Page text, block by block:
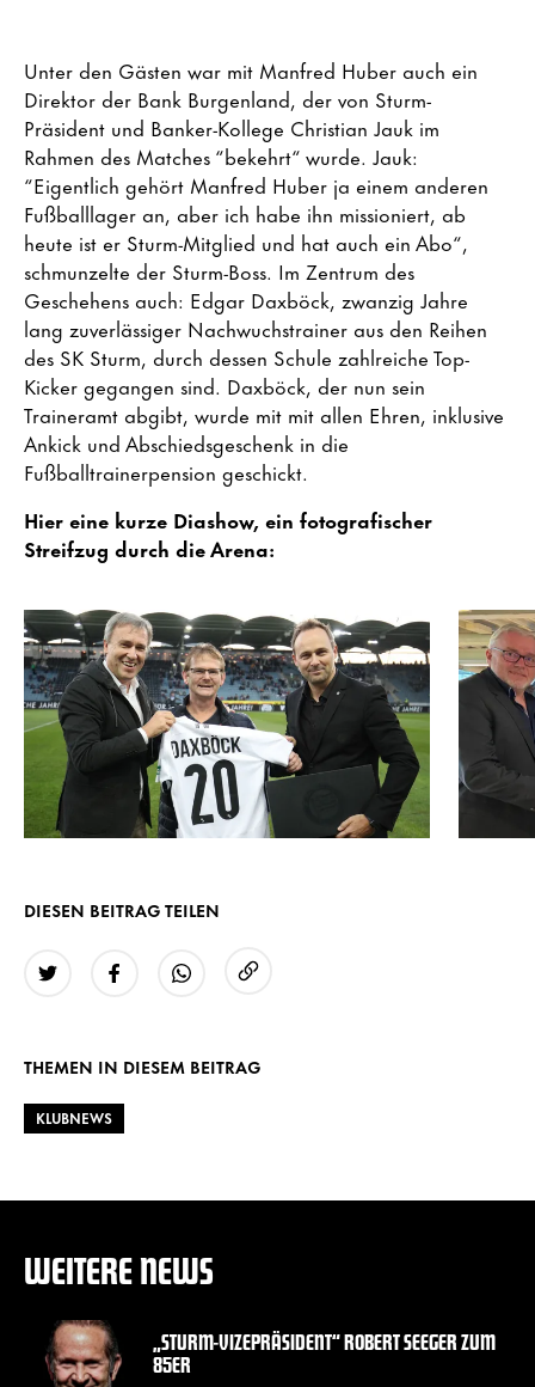
Unter den Gästen war mit Manfred Huber auch ein
Direktor der Bank Burgenland, der von Sturm-
Präsident und Banker-Kollege Christian Jauk im
Rahmen des Matches “bekehrt“ wurde. Jauk:
“Eigentlich gehört Manfred Huber ja einem anderen
Fußballlager an, aber ich habe ihn missioniert, ab
heute ist er Sturm-Mitglied und hat auch ein Abo“,
schmunzelte der Sturm-Boss. Im Zentrum des
Geschehens auch: Edgar Daxböck, zwanzig Jahre
lang zuverlässiger Nachwuchstrainer aus den Reihen
des SK Sturm, durch dessen Schule zahlreiche Top-
Kicker gegangen sind. Daxböck, der nun sein
Traineramt abgibt, wurde mit mit allen Ehren, inklusive
Ankick und Abschiedsgeschenk in die
Fußballtrainerpension geschickt.
Hier eine kurze Diashow, ein fotografischer
Streifzug durch die Arena:
DIESEN BEITRAG TEILEN
THEMEN IN DIESEM BEITRAG
KLUBNEWS
WEITERE NEWS
„STURM-VIZEPRÄSIDENT“ ROBERT SEEGER ZUM
85ER